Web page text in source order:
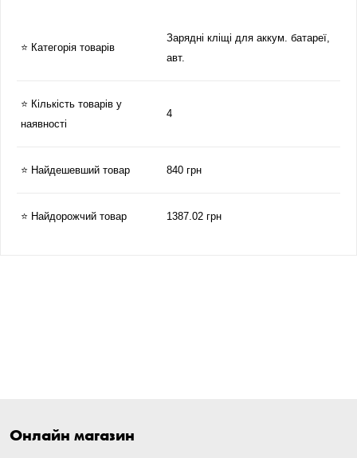
⭐ Категорія товарів
Зарядні кліщі для аккум. батареї,
авт.
⭐ Кількість товарів у
наявності
4
⭐ Найдешевший товар 840 грн
⭐ Найдорожчий товар 1387.02 грн
Онлайн магазин